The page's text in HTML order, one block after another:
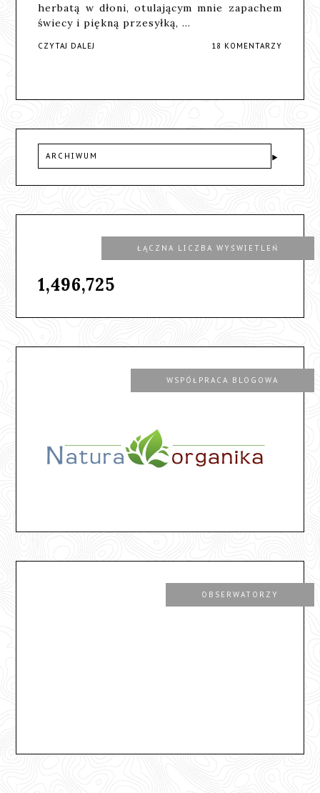
herbatą w dłoni, otulającym mnie zapachem
świecy i piękną przesyłką, …
CZYTAJ DALEJ 18 KOMENTARZY
ARCHIWUM
ŁĄCZNA LICZBA WYŚWIETLEŃ
1,496,725
WSPÓŁPRACA BLOGOWA
OBSERWATORZY